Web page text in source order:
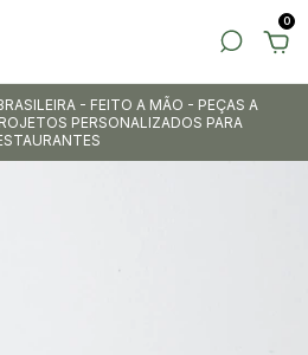
0
- FEITO A MÃO - PEÇAS A
PERSONALIZADOS PARA